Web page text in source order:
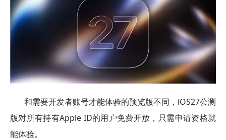
和需要开发者账号才能体验的预览版不同，iOS27公测
版对所有持有Apple ID的用户免费开放，只需申请资格就
能体验。